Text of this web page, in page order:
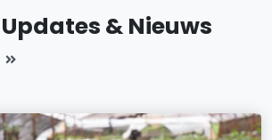
& Nieuws